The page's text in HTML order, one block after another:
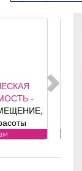
-
под
ворота (от